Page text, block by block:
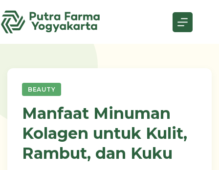
to
content
BEAUTY
Manfaat Minuman
Kolagen untuk Kulit,
Rambut, dan Kuku